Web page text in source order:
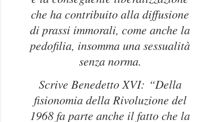
che ha contribuito alla diffusione
di prassi immorali, come anche la
pedofilia, insomma una sessualità
senza norma.
Scrive Benedetto XVI: “Della
fisionomia della Rivoluzione del
1968 fa parte anche il fatto che la